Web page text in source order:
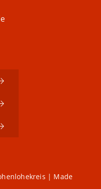
| Made